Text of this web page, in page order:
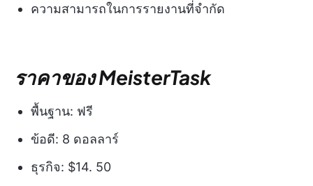
ความสามารถในการรายงานที่จำกัด
ราคาของ MeisterTask
พื้นฐาน: ฟรี
ข้อดี: 8 ดอลลาร์
ธุรกิจ: $14. 50